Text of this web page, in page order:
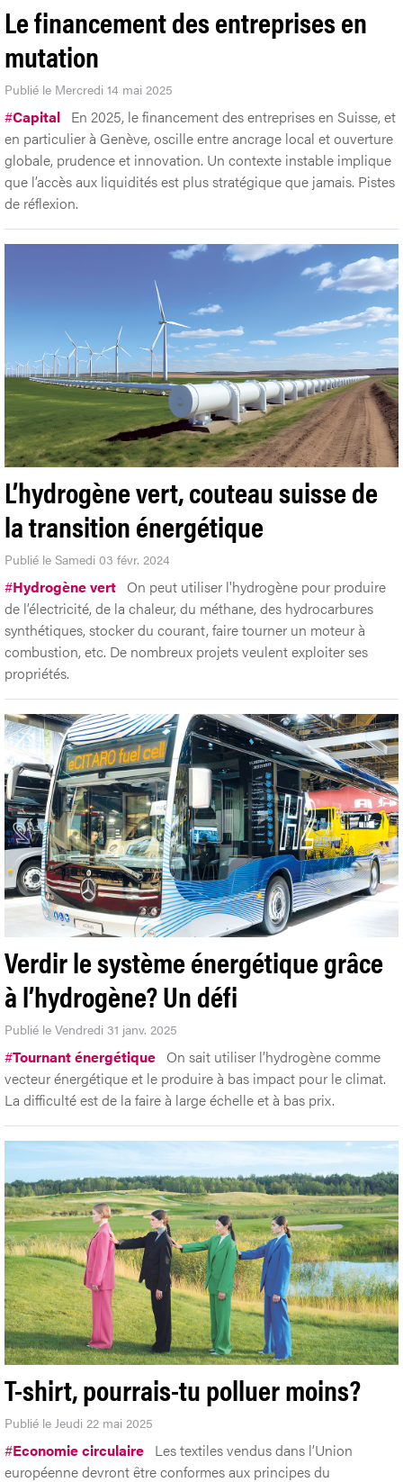
Le financement des entreprises en
mutation
Publié le Mercredi 14 mai 2025
#Capital En 2025, le financement des entreprises en Suisse, et
en particulier à Genève, oscille entre ancrage local et ouverture
globale, prudence et innovation. Un contexte instable implique
que l’accès aux liquidités est plus stratégique que jamais. Pistes
de réflexion.
L’hydrogène vert, couteau suisse de
la transition énergétique
Publié le Samedi 03 févr. 2024
#Hydrogène vert On peut utiliser l'hydrogène pour produire
de l’électricité, de la chaleur, du méthane, des hydrocarbures
synthétiques, stocker du courant, faire tourner un moteur à
combustion, etc. De nombreux projets veulent exploiter ses
propriétés.
Verdir le système énergétique grâce
à l’hydrogène? Un défi
Publié le Vendredi 31 janv. 2025
#Tournant énergétique On sait utiliser l’hydrogène comme
vecteur énergétique et le produire à bas impact pour le climat.
La difficulté est de la faire à large échelle et à bas prix.
T-shirt, pourrais-tu polluer moins?
Publié le Jeudi 22 mai 2025
#Economie circulaire Les textiles vendus dans l’Union
européenne devront être conformes aux principes du